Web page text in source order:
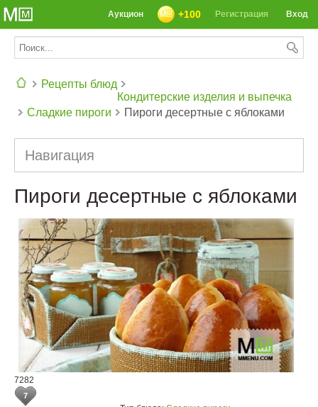
СЕГОДНЯ: 39142 РЕЦЕПТА
Вход
Регистрация
+100
Аукцион
Рецепты блюд
Кондитерские изделия и выпечка
Сладкие пироги
Пироги десертные с яблоками
Навигация
Пироги десертные с яблоками
7282
7